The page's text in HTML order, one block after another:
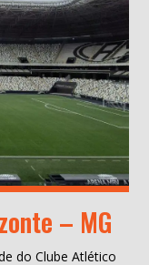
– MG
do Clube Atlético